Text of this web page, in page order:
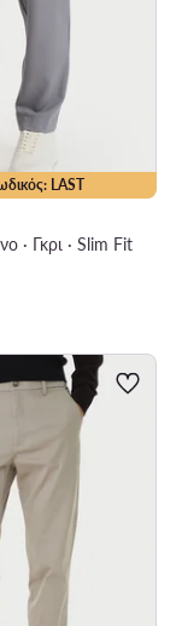
LAST
· Γκρι · Slim Fit